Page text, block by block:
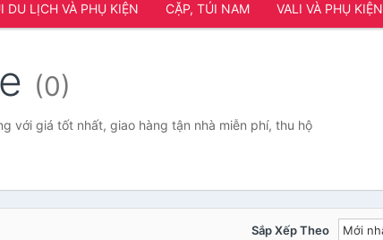
DU LỊCH VÀ PHỤ KIỆN CẶP, TÚI NAM VALI VÀ PHỤ KIỆN
(0)
với giá tốt nhất, giao hàng tận nhà miễn phí, thu hộ
Sắp Xếp Theo